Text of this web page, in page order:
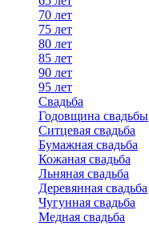
70 лет
75 лет
80 лет
85 лет
90 лет
95 лет
Свадьба
Годовщина свадьбы
Ситцевая свадьба
Бумажная свадьба
Кожаная свадьба
Льняная свадьба
Деревянная свадьба
Чугунная свадьба
Медная свадьба